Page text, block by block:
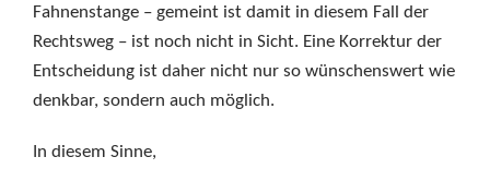
Fahnenstange – gemeint ist damit in diesem Fall der
Rechtsweg – ist noch nicht in Sicht. Eine Korrektur der
Entscheidung ist daher nicht nur so wünschenswert wie
denkbar, sondern auch möglich.
In diesem Sinne,